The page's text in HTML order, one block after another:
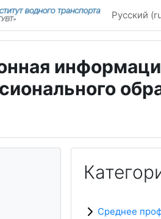
содержанию
Русский
Среднее